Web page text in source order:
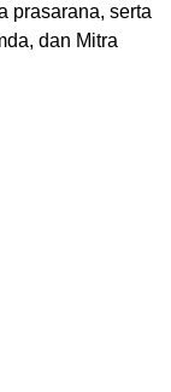
prasarana, serta
dan Mitra